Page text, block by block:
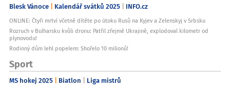
Blesk Vánoce Kalendář svátků 2025 INFO.cz
ONLINE: Čtyři mrtví včetně dítěte po útoku Rusů na Kyjev a Zelenskyj v Srbsku
Rozruch v Bulharsku kvůli dronu: Patřil zřejmě Ukrajině, explodoval kilometr od
plynovodu!
Rodinný dům lehl popelem: Shořelo 10 milionů!
Sport
MS hokej 2025 Biatlon Liga mistrů